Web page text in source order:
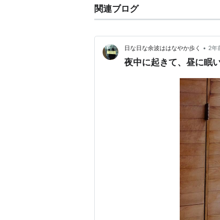
関連ブログ
日な日な余波ははなやか歩く • 2年
夜中に起きて、昼に眠